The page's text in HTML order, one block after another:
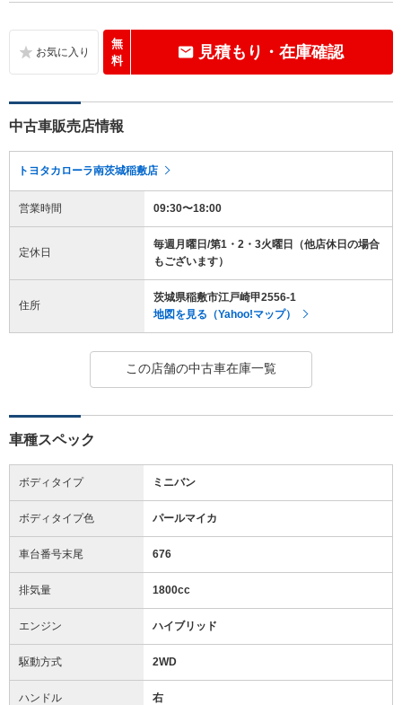
無
料
見積もり・在庫確認
中古車販売店情報
トヨタカローラ南茨城稲敷店
営業時間 09:30〜18:00
定休日
毎週月曜日/第1・2・3火曜日（他店休日の場合
もございます）
住所
茨城県稲敷市江戸崎甲2556-1
地図を見る（Yahoo!マップ）
この店舗の中古車在庫一覧
車種スペック
ボディタイプ ミニバン
ボディタイプ色 パールマイカ
車台番号末尾 676
排気量 1800cc
エンジン ハイブリッド
駆動方式 2WD
ハンドル 右